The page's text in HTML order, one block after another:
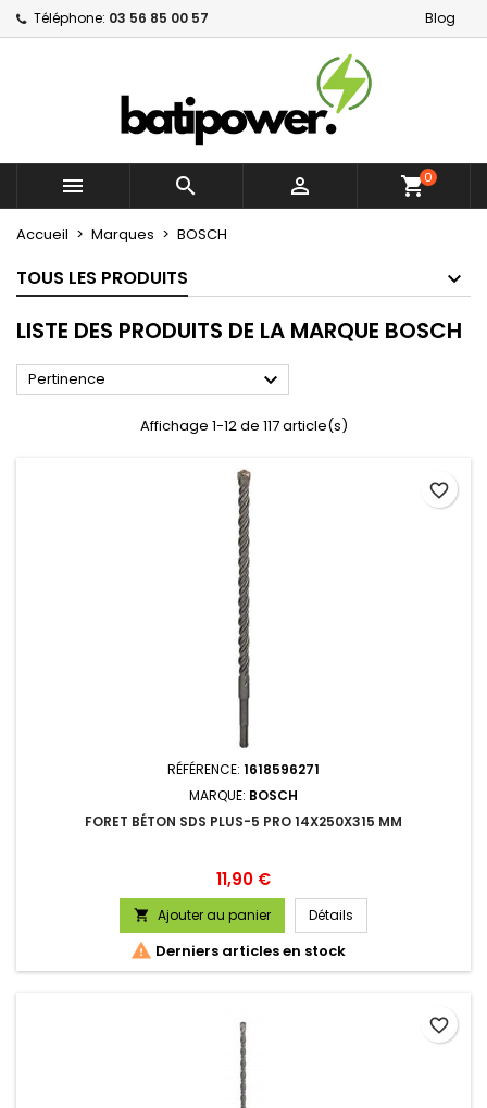
Téléphone: 03 56 85 00 57 Blog
   shopping_cart0
Accueil Marques BOSCH
TOUS LES PRODUITS
LISTE DES PRODUITS DE LA MARQUE BOSCH
Pertinence 
Affichage 1-12 de 117 article(s)
RÉFÉRENCE: 1618596271
MARQUE: BOSCH
FORET BÉTON SDS PLUS-5 PRO 14X250X315 MM
Prix
11,90 €
 Ajouter au panier Détails
 Derniers articles en stock
favorite_border
favorite_border
Mes listes d'envies ×
Créer une nouvelle liste
((modalTitle)) ×
((confirmMessage))
((cancelText)) ((modalDeleteText))
Créer une liste d'envies ×
Nom de la liste d'envies
Annuler Créer une liste d'envies
Connexion ×
Vous devez être connecté pour ajouter des produits
à votre liste d'envies.
Annuler Connexion